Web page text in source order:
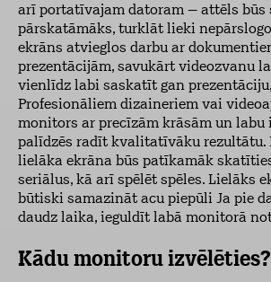
arī portatīvajam datoram – attēls būs
pārskatāmāks, turklāt lieki
ekrāns atvieglos darbu ar
prezentācijām, savukārt videozvanu
vienlīdz labi saskatīt gan
Profesionāliem dizaineriem vai
monitors ar precīzām krāsām un labu
palīdzēs radīt kvalitatīvāku rezultātu.
lielāka ekrāna būs patīkamāk
seriālus, kā arī spēlēt spēles. Lielāks
būtiski samazināt acu piepūli Ja pie
daudz laika, ieguldīt labā monitorā
Kādu monitoru izvēlēties?